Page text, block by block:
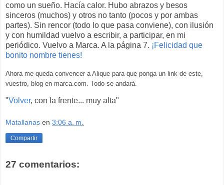
como un sueño. Hacía calor. Hubo abrazos y besos
sinceros (muchos) y otros no tanto (pocos y por ambas
partes). Sin rencor (todo lo que pasa conviene), con ilusión
y con humildad vuelvo a escribir, a participar, en mi
periódico. Vuelvo a Marca. A la página 7. ¡Felicidad que
bonito nombre tienes!
Ahora me queda convencer a Alique para que ponga un link de este,
vuestro, blog en marca.com. Todo se andará.
"Volver, con la frente... muy alta"
Matallanas en 3:06 a. m.
Compartir
27 comentarios: